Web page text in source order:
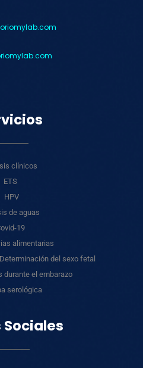
.com
clínicos
ETS
HPV
de aguas
19
alimentarias
del sexo fetal
durante el embarazo
serológica
Sociales